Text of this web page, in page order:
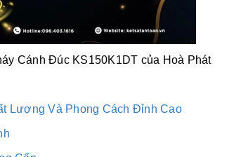
Cánh Đúc KS150K1DT của Hoà Phát
Lượng Và Phong Cách Đỉnh Cao